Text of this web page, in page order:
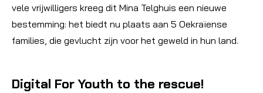
vele vrijwilligers kreeg dit Mina Telghuis een nieuwe
bestemming: het biedt nu plaats aan 5 Oekraïense
families, die gevlucht zijn voor het geweld in hun land.
Digital For Youth to the rescue!